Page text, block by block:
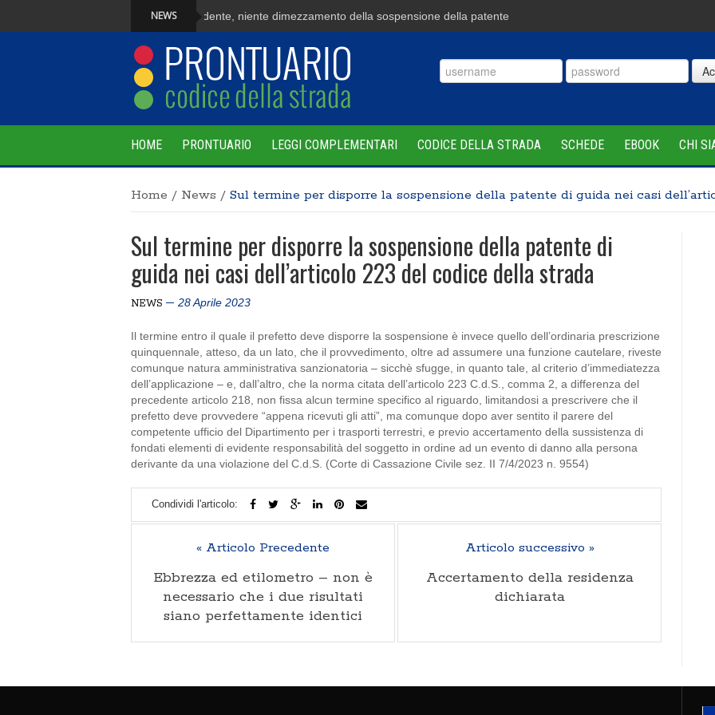
NEWS
Fuga dopo l’incidente, niente dimezzamento della sospensione della patente
HOME PRONTUARIO LEGGI COMPLEMENTARI CODICE DELLA STRADA SCHEDE EBOOK CHI
Home / News / Sul termine per disporre la sospensione della patente di guida nei casi
Sul termine per disporre la sospensione della patente di
guida nei casi dell’articolo 223 del codice della strada
NEWS 28 Aprile 2023
Il termine entro il quale il prefetto deve disporre la sospensione è invece quello dell’ordinaria prescrizione
quinquennale, atteso, da un lato, che il provvedimento, oltre ad assumere una funzione cautelare, riveste
comunque natura amministrativa sanzionatoria – sicchè sfugge, in quanto tale, al criterio d’immediatezza
dell’applicazione – e, dall’altro, che la norma citata dell’articolo 223 C.d.S., comma 2, a differenza del
precedente articolo 218, non fissa alcun termine specifico al riguardo, limitandosi a prescrivere che il
prefetto deve provvedere “appena ricevuti gli atti”, ma comunque dopo aver sentito il parere del
competente ufficio del Dipartimento per i trasporti terrestri, e previo accertamento della sussistenza di
fondati elementi di evidente responsabilità del soggetto in ordine ad un evento di danno alla persona
derivante da una violazione del C.d.S. (Corte di Cassazione Civile sez. II 7/4/2023 n. 9554)
Condividi l'articolo:
« Articolo Precedente
Ebbrezza ed etilometro – non è
necessario che i due risultati
siano perfettamente identici
Articolo successivo »
Accertamento della residenza
dichiarata